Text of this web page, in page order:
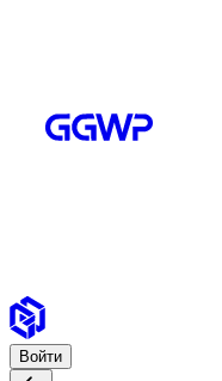
Войти